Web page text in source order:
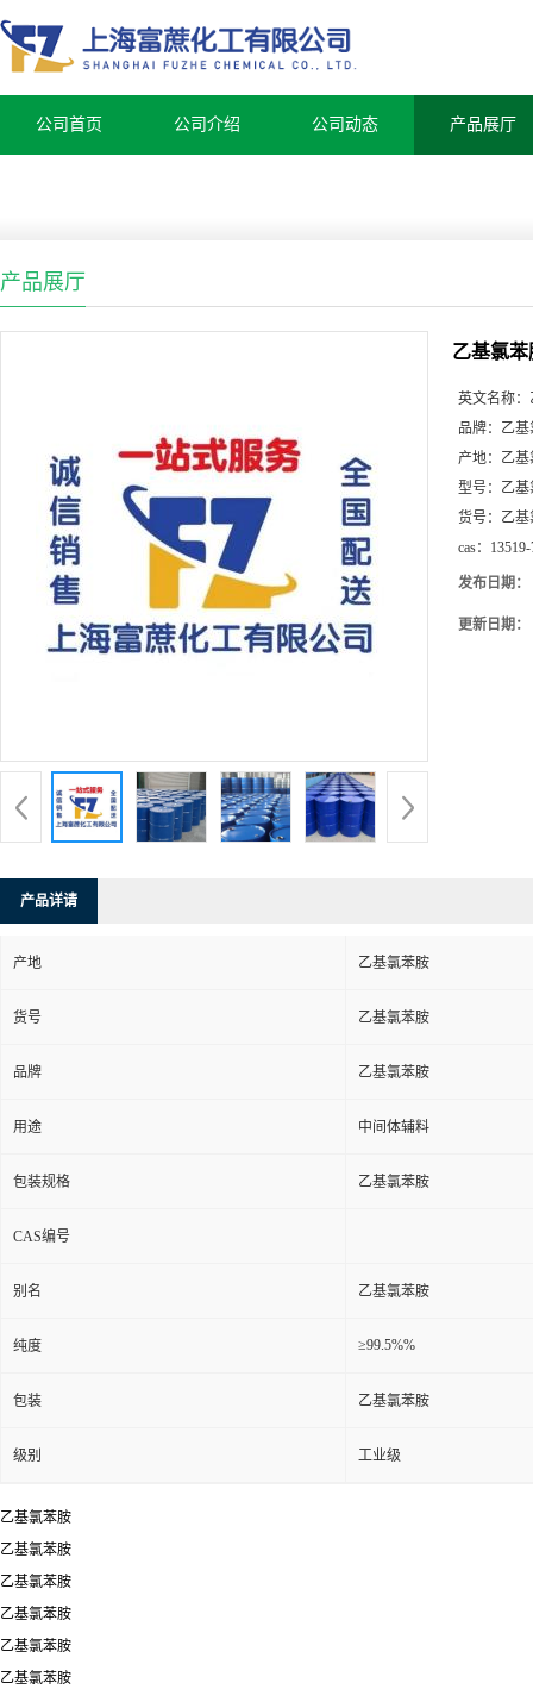
公司首页 公司介绍 公司动态 产品展厅
产品展厅
乙基氯苯
英文名称：
品牌： 乙基
产地： 乙基
型号： 乙基
货号： 乙基
cas：
发布日期：
更新日期：
产品详请
产地 乙基氯苯胺
货号 乙基氯苯胺
品牌 乙基氯苯胺
用途 中间体辅料
包装规格 乙基氯苯胺
CAS编号
别名 乙基氯苯胺
纯度 ≥99.5%%
包装 乙基氯苯胺
级别 工业级
乙基氯苯胺
乙基氯苯胺
乙基氯苯胺
乙基氯苯胺
乙基氯苯胺
乙基氯苯胺